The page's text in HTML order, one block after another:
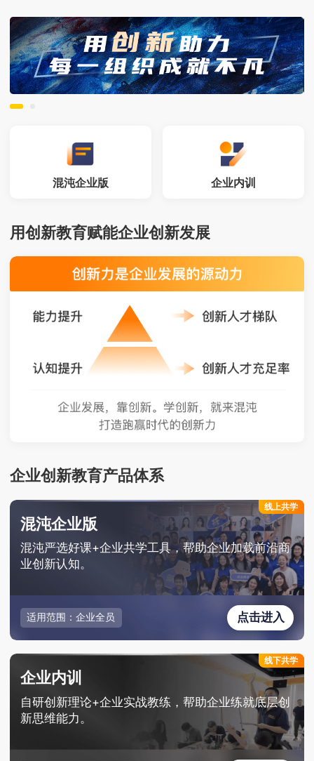
混沌企业版 企业内训
用创新教育赋能企业创新发展
企业创新教育产品体系
线上共学
混沌企业版
混沌严选好课+企业共学工具，帮助企业加载前沿商
业创新认知。
适用范围：企业全员 点击进入
线下共学
企业内训
自研创新理论+企业实战教练，帮助企业练就底层创
新思维能力。